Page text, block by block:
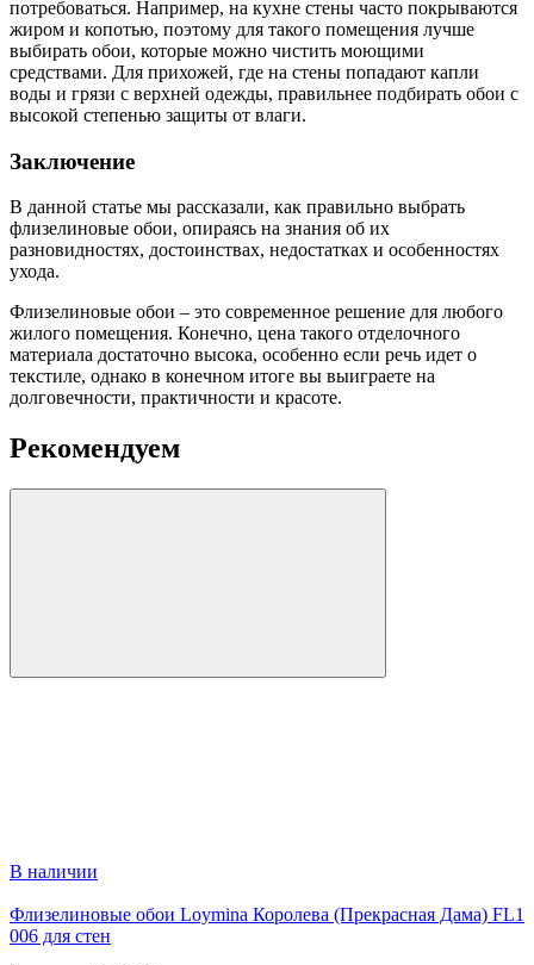
потребоваться. Например, на кухне стены часто покрываются
жиром и копотью, поэтому для такого помещения лучше
выбирать обои, которые можно чистить моющими
средствами. Для прихожей, где на стены попадают капли
воды и грязи с верхней одежды, правильнее подбирать обои с
высокой степенью защиты от влаги.
Заключение
В данной статье мы рассказали, как правильно выбрать
флизелиновые обои, опираясь на знания об их
разновидностях, достоинствах, недостатках и особенностях
ухода.
Флизелиновые обои – это современное решение для любого
жилого помещения. Конечно, цена такого отделочного
материала достаточно высока, особенно если речь идет о
текстиле, однако в конечном итоге вы выиграете на
долговечности, практичности и красоте.
Рекомендуем
В наличии
Флизелиновые обои Loymina Королева (Прекрасная Дама) FL1
006 для стен